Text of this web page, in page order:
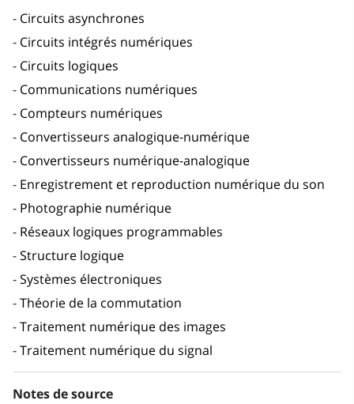
Circuits asynchrones
Circuits intégrés numériques
Circuits logiques
Communications numériques
Compteurs numériques
Convertisseurs analogique-numérique
Convertisseurs numérique-analogique
Enregistrement et reproduction numérique du son
Photographie numérique
Réseaux logiques programmables
Structure logique
Systèmes électroniques
Théorie de la commutation
Traitement numérique des images
Traitement numérique du signal
Notes de source